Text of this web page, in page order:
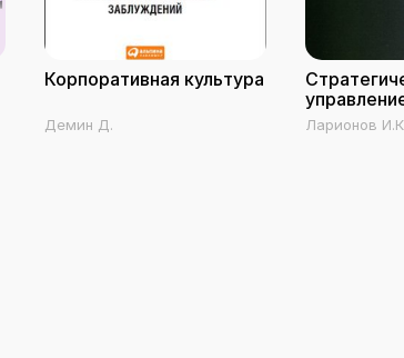
Корпоративная культура
Демин Д.
Ларионов